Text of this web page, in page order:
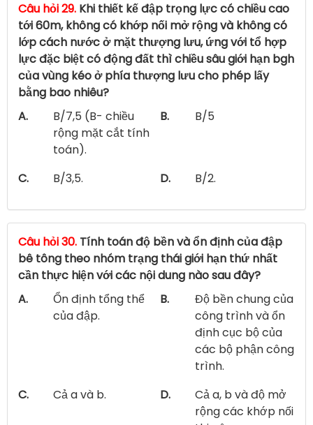
Câu hỏi 29. Khi thiết kế đập trọng lực có chiều cao
tới 60m, không có khớp nối mở rộng và không có
lớp cách nước ở mặt thượng lưu, ứng với tổ hợp
lực đặc biệt có động đất thì chiều sâu giới hạn bgh
của vùng kéo ở phía thượng lưu cho phép lấy
bằng bao nhiêu?
A.
B/7,5 (B- chiều
rộng mặt cắt tính
toán).
B. B/5
C. B/3,5. D. B/2.
Câu hỏi 30. Tính toán độ bền và ổn định của đập
bê tông theo nhóm trạng thái giới hạn thứ nhất
cần thực hiện với các nội dung nào sau đây?
A.
Ổn định tổng thể
của đập.
B.
Độ bền chung của
công trình và ổn
định cục bộ của
các bộ phận công
trình.
C.
Cả a và b. D.
Cả a, b và độ mở
rộng các khớp nối